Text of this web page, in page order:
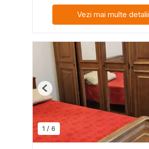
Vezi mai multe detalii
1 / 6
Previous